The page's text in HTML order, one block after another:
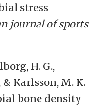
stress
journal of sports
H. G.,
& Karlsson, M. K.
bone density